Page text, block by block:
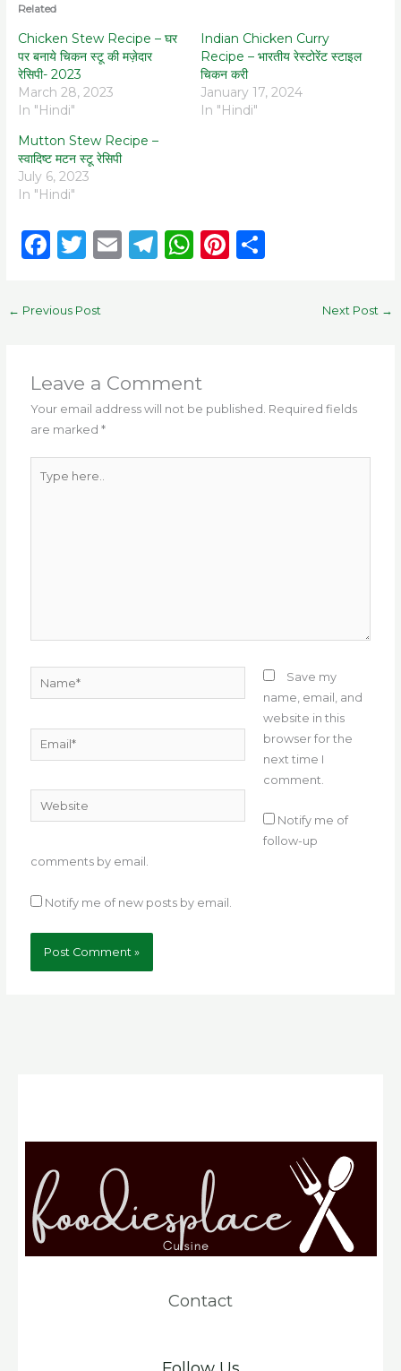
Related
Chicken Stew Recipe – घर
पर बनाये चिकन स्टू की मज़ेदार
रेसिपी- 2023
March 28, 2023
In "Hindi"
Indian Chicken Curry
Recipe – भारतीय रेस्टोरेंट स्टाइल
चिकन करी
January 17, 2024
In "Hindi"
Mutton Stew Recipe –
स्वादिष्ट मटन स्टू रेसिपी
July 6, 2023
In "Hindi"
F
c
o
o
k
T
it
E T
m
W
p
p
Pi S
← Previous Post Next Post →
Leave a Comment
Your email address will not be published. Required fields
are marked*
here..
Name*
Email*
Website
Save my
name, email, and
website in this
browser for the
next time I
comment.
Notify me of
follow-up
comments by email.
Notify me of new posts by email.
Contact